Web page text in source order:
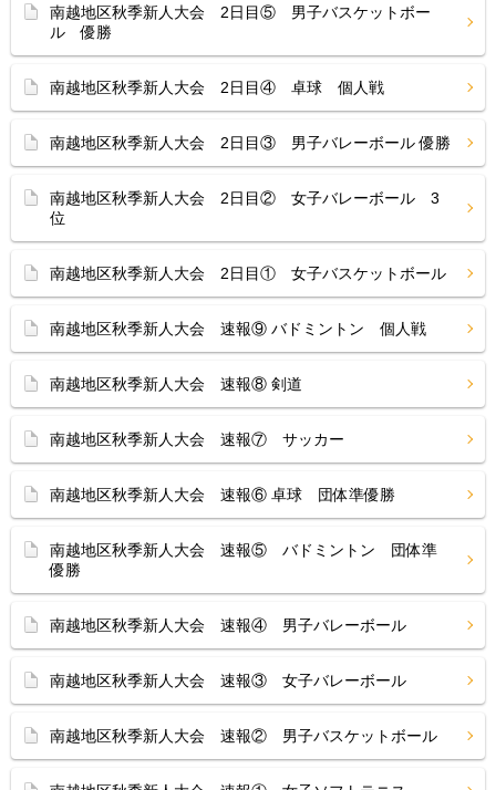
南越地区秋季新人大会 2日目⑤ 男子バスケットボー
ル 優勝
南越地区秋季新人大会 2日目④ 卓球 個人戦
南越地区秋季新人大会 2日目③ 男子バレーボール 優勝
南越地区秋季新人大会 2日目② 女子バレーボール 3
位
南越地区秋季新人大会 2日目① 女子バスケットボール
南越地区秋季新人大会 速報⑨ バドミントン 個人戦
南越地区秋季新人大会 速報⑧ 剣道
南越地区秋季新人大会 速報⑦ サッカー
南越地区秋季新人大会 速報⑥ 卓球 団体準優勝
南越地区秋季新人大会 速報⑤ バドミントン 団体準
優勝
南越地区秋季新人大会 速報④ 男子バレーボール
南越地区秋季新人大会 速報③ 女子バレーボール
南越地区秋季新人大会 速報② 男子バスケットボール